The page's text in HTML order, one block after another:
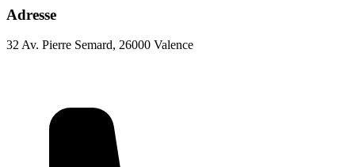
Adresse
32 Av. Pierre Semard, 26000 Valence